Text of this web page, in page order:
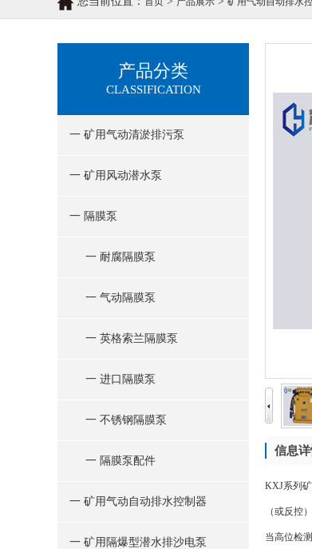
产品分类
CLASSIFICATION
一 矿用气动清淤排污泵
一 矿用风动潜水泵
一 隔膜泵
一 耐腐隔膜泵
一 气动隔膜泵
一 英格索兰隔膜泵
一 进口隔膜泵
一 不锈钢隔膜泵
一 隔膜泵配件
一 矿用气动自动排水控制器
一 矿用隔爆型潜水排沙电泵
信息
KXJ系列
（或反控
当高位检